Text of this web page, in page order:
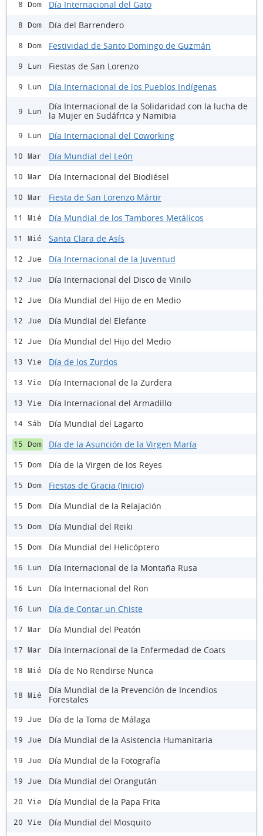
8 Dom Día Internacional del Gato
8 Dom Día del Barrendero
8 Dom Festividad de Santo Domingo de Guzmán
9 Lun Fiestas de San Lorenzo
9 Lun Día Internacional de los Pueblos Indígenas
9 Lun
Día Internacional de la Solidaridad con la lucha de
la Mujer en Sudáfrica y Namibia
9 Lun Día Internacional del Coworking
10 Mar Día Mundial del León
10 Mar Día Internacional del Biodiésel
10 Mar Fiesta de San Lorenzo Mártir
11 Mié Día Mundial de los Tambores Metálicos
11 Mié Santa Clara de Asís
12 Jue Día Internacional de la Juventud
12 Jue Día Internacional del Disco de Vinilo
12 Jue Día Mundial del Hijo de en Medio
12 Jue Día Mundial del Elefante
12 Jue Día Mundial del Hijo del Medio
13 Vie Día de los Zurdos
13 Vie Día Internacional de la Zurdera
13 Vie Día Internacional del Armadillo
14 Sáb Día Mundial del Lagarto
15 Dom Día de la Asunción de la Virgen María
15 Dom Día de la Virgen de los Reyes
15 Dom Fiestas de Gracia (Inicio)
15 Dom Día Mundial de la Relajación
15 Dom Día Mundial del Reiki
15 Dom Día Mundial del Helicóptero
16 Lun Día Internacional de la Montaña Rusa
16 Lun Día Internacional del Ron
16 Lun Día de Contar un Chiste
17 Mar Día Mundial del Peatón
17 Mar Día Internacional de la Enfermedad de Coats
18 Mié Día de No Rendirse Nunca
18 Mié
Día Mundial de la Prevención de Incendios
Forestales
19 Jue Día de la Toma de Málaga
19 Jue Día Mundial de la Asistencia Humanitaria
19 Jue Día Mundial de la Fotografía
19 Jue Día Mundial del Orangután
20 Vie Día Mundial de la Papa Frita
20 Vie Día Mundial del Mosquito